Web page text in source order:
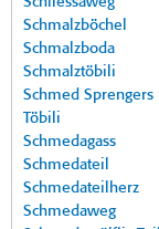
Schmalzböchel
Schmalzboda
Schmalztöbili
Schmed Sprengers
Töbili
Schmedagass
Schmedateil
Schmedateilherz
Schmedaweg